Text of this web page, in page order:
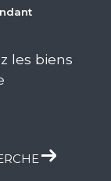
les biens